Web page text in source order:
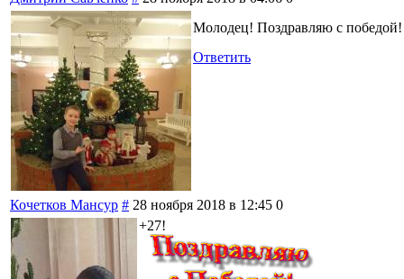
Молодец! Поздравляю с
Ответить
Кочетков Мансур # 28 ноября 2018 в 12:45 0
+27!